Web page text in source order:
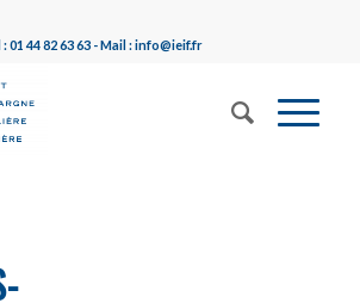
: 01 44 82 63 63 - Mail : info@ieif.fr